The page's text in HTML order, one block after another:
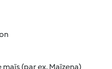
(par ex. Maïzena)